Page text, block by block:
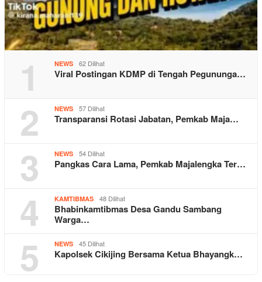
1 NEWS 62 Dilihat
Viral Postingan KDMP di Tengah Pegununga…
2 NEWS 57 Dilihat
Transparansi Rotasi Jabatan, Pemkab Maja…
3 NEWS 54 Dilihat
Pangkas Cara Lama, Pemkab Majalengka Ter…
4 KAMTIBMAS 48 Dilihat
Bhabinkamtibmas Desa Gandu Sambang
Warga…
5 NEWS 45 Dilihat
Kapolsek Cikijing Bersama Ketua Bhayangk…